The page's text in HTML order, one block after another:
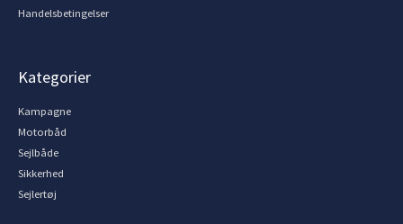
Handelsbetingelser
Kategorier
Kampagne
Motorbåd
Sejlbåde
Sikkerhed
Sejlertøj